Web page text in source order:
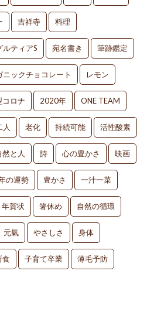
吉祥寺 料理
ルティアS 宛名書き 筆跡鑑定
ックチョコレート レモン
コロナ 2020年 ONE TEAM
人 老化 持続可能 活性酸素
然と人 詩 心の豊かさ 映画
の運勢 豊かさ 一汁一菜
年賀状 箸休め 自然の循環
元氣 やさしさ 身体
食 子育て卒業 薄毛予防